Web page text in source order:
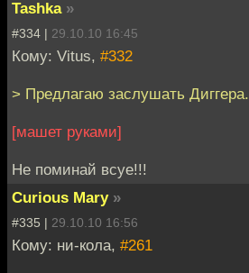
Tashka »
#334 | 29.10.10 16:45
Кому: Vitus, #332
> Предлагаю заслушать Диггера.
[машет руками]
Не поминай всуе!!!
Curious Mary »
#335 | 29.10.10 16:56
Кому: ни-кола, #261